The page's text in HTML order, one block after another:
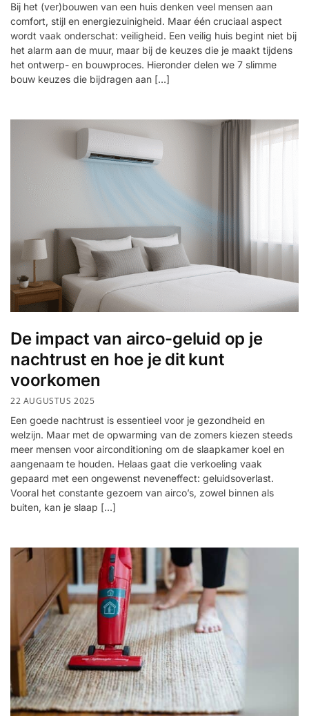
Bij het (ver)bouwen van een huis denken veel mensen aan
comfort, stijl en energiezuinigheid. Maar één cruciaal aspect
wordt vaak onderschat: veiligheid. Een veilig huis begint niet bij
het alarm aan de muur, maar bij de keuzes die je maakt tijdens
het ontwerp- en bouwproces. Hieronder delen we 7 slimme
bouw keuzes die bijdragen aan […]
De impact van airco-geluid op je
nachtrust en hoe je dit kunt
voorkomen
22 AUGUSTUS 2025
Een goede nachtrust is essentieel voor je gezondheid en
welzijn. Maar met de opwarming van de zomers kiezen steeds
meer mensen voor airconditioning om de slaapkamer koel en
aangenaam te houden. Helaas gaat die verkoeling vaak
gepaard met een ongewenst neveneffect: geluidsoverlast.
Vooral het constante gezoem van airco’s, zowel binnen als
buiten, kan je slaap […]